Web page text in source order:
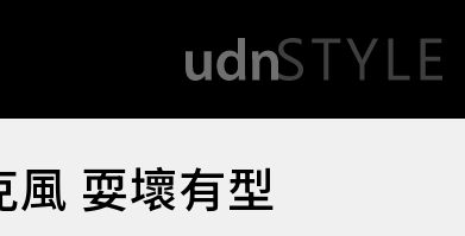
耍壞有型